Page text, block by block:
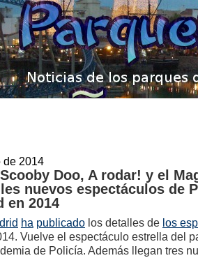
de 2014
Doo, A rodar! y el
nuevos espectáculos de
en 2014
ha publicadolos detalles de los
Vuelve el espectáculo estrella del
de Policía. Además llegan tres